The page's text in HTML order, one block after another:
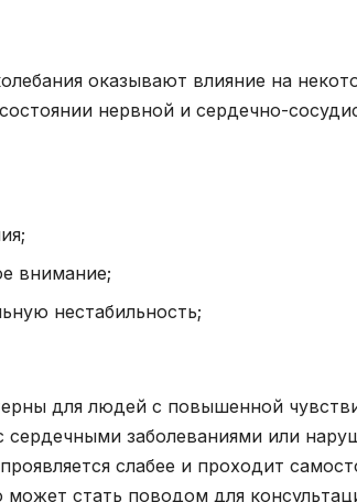
оказывают влияние на
нервной и сердечно-
внимание;
нестабильность;
для людей с повышенной
заболеваниями или
слабее и проходит
стать поводом для